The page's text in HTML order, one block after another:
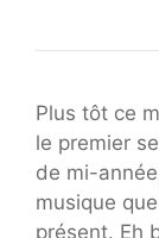
Plus tôt ce
le premier
de mi-
musique
présent. Eh